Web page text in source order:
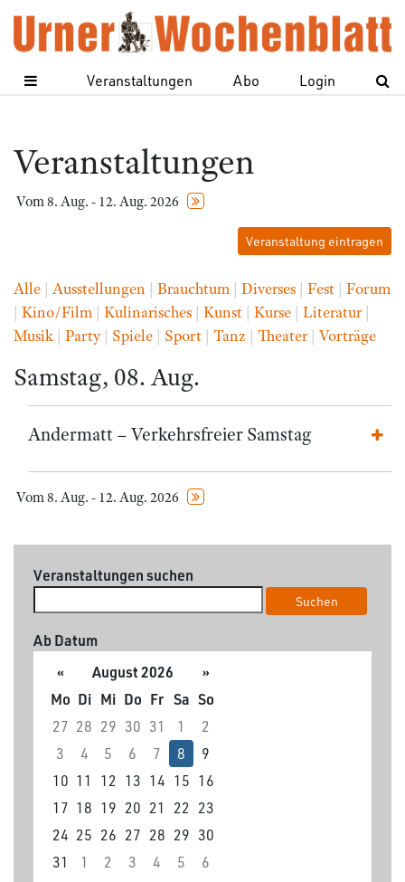
Veranstaltungen Abo Login
Veranstaltungen
Vom 8. Aug. - 12. Aug. 2026
Veranstaltung eintragen
Alle | Ausstellungen | Brauchtum | Diverses | Fest | Forum
| Kino/Film | Kulinarisches | Kunst | Kurse | Literatur|
Musik | Party| Spiele | Sport | Tanz | Theater| Vorträge
Samstag, 08. Aug.
Andermatt – Verkehrsfreier Samstag
Vom 8. Aug. - 12. Aug. 2026
Veranstaltungen suchen
Suchen
Ab Datum
«
August 2026
»
Mo Di Mi Do Fr Sa So
27 28 29 30 31 1
2
3
4 5 6 7 8
9
10 11 12 13 14 15 16
17 18 19 20 21 22 23
24 25 26 27 28 29 30
31
1 2 3 4 5 6